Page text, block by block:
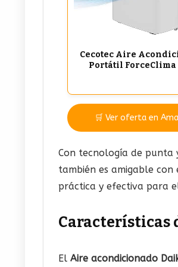
Cecotec Aire
Portátil ForceClima
🛒 Ver oferta en
Con tecnología de punta
también es amigable
práctica y efectiva para
Características
El Aire acondicionado